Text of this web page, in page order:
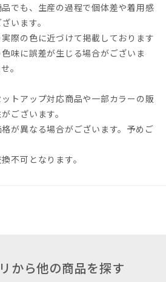
でも、生産の過程で個体差や着用感
います。
際の色に近づけて掲載しております
味に誤差が生じる場合がございま
。
トアップ対応商品や一部カラーの販
ございます。
が異なる場合がございます。予めご
不可となります。
から他の商品を探す